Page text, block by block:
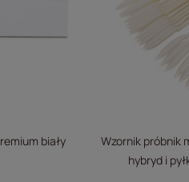
biały
Wzornik próbnik
hybryd i